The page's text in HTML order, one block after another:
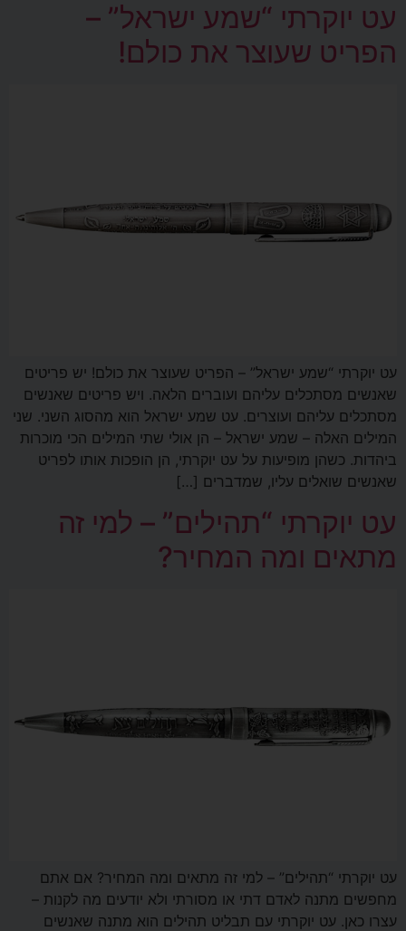
עט יוקרתי “שמע ישראל” –
הפריט שעוצר את כולם!
עט יוקרתי “שמע ישראל” – הפריט שעוצר את כולם! יש פריטים
שאנשים מסתכלים עליהם ועוברים הלאה. ויש פריטים שאנשים
מסתכלים עליהם ועוצרים. עט שמע ישראל הוא מהסוג השני. שני
המילים האלה – שמע ישראל – הן אולי שתי המילים הכי מוכרות
ביהדות. כשהן מופיעות על עט יוקרתי, הן הופכות אותו לפריט
שאנשים שואלים עליו, שמדברים […]
עט יוקרתי “תהילים” – למי זה
מתאים ומה המחיר?
עט יוקרתי “תהילים” – למי זה מתאים ומה המחיר? אם אתם
מחפשים מתנה לאדם דתי או מסורתי ולא יודעים מה לקנות –
עצרו כאן. עט יוקרתי עם תבליט תהילים הוא מתנה שאנשים